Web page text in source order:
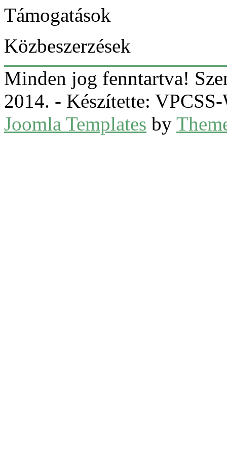
Támogatások
Közbeszerzések
Minden jog fenntartva!
2014. - Készítette:
Joomla Templates by